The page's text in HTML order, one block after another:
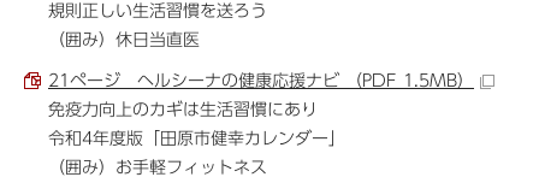
規則正しい生活習慣を送ろう
（囲み）休日当直医
21ページ ヘルシーナの健康応援ナビ （PDF 1.5MB）
免疫力向上のカギは生活習慣にあり
令和4年度版「田原市健幸カレンダー」
（囲み）お手軽フィットネス